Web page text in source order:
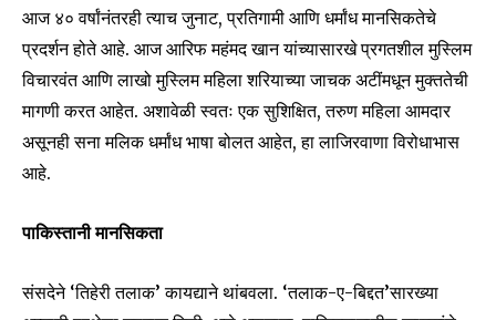
Join our community of
SUBSCRIBERS and be part of the
conversation.
To subscribe, simply enter your email address on our website
or click the subscribe button below. Don't worry, we respect
your privacy and won't spam your inbox. Your information is
आज ४० वर्षांनंतरही त्याच जुनाट, प्रतिगामी आणि धर्मांध मानसिकतेचे
प्रदर्शन होते आहे. आज आरिफ महंमद खान यांच्यासारखे प्रगतशील मुस्लिम
विचारवंत आणि लाखो मुस्लिम महिला शरियाच्या जाचक अटींमधून मुक्ततेची
मागणी करत आहेत. अशावेळी स्वतः एक सुशिक्षित, तरुण महिला आमदार
असूनही सना मलिक धर्मांध भाषा बोलत आहेत, हा लाजिरवाणा विरोधाभास
आहे.
पाकिस्तानी मानसिकता
संसदेने ‘तिहेरी तलाक’ कायद्याने थांबवला. ‘तलाक-ए-बिद्दत’सारख्या